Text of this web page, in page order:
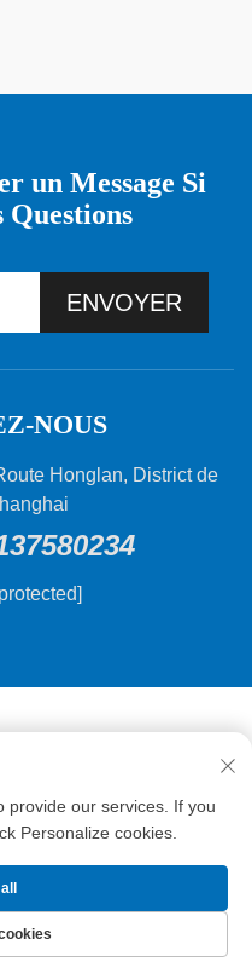
un Message Si
Questions
ENVOYER
NOUS
Honglan, District de
Flying Fish Machinery
Co., Ltd.
E-MAIL TÉL
provide our services. If you
Personalize cookies.